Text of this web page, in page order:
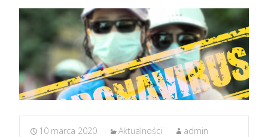
10 marca 2020 Aktualności admin